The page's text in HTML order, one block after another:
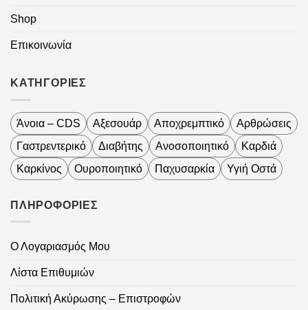
Shop
Επικοινωνία
ΚΑΤΗΓΟΡΙΕΣ
Άνοια – CDS Αξεσουάρ Αποχρεμπτικό
Αρθρώσεις
Γαστρεντερικό
Διαβήτης Ανοσοποιητικό
Καρδιά
Καρκίνος
Ουροποιητικό Παχυσαρκία Υγιή Οστά
ΠΛΗΡΟΦΟΡΙΕΣ
Ο Λογαριασμός Μου
Λίστα Επιθυμιών
Πολιτική Ακύρωσης – Επιστροφών